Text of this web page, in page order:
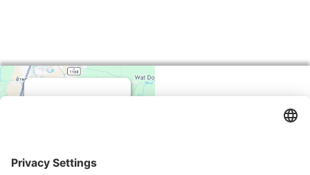
THE
E-Mail
immobilien@litzkow.de